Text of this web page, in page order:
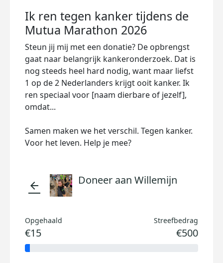
Ik ren tegen kanker tijdens de
Mutua Marathon 2026
Steun jij mij met een donatie? De opbrengst
gaat naar belangrijk kankeronderzoek. Dat is
nog steeds heel hard nodig, want maar liefst
1 op de 2 Nederlanders krijgt ooit kanker. Ik
ren speciaal voor [naam dierbare of jezelf],
omdat...
Samen maken we het verschil. Tegen kanker.
Voor het leven. Help je mee?
arrow_back Doneer aan Willemijn
Opgehaald
€15
Streefbedrag
€500